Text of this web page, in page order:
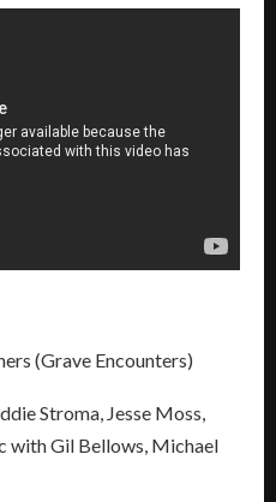
(Grave Encounters)
Stroma, Jesse Moss,
with Gil Bellows, Michael